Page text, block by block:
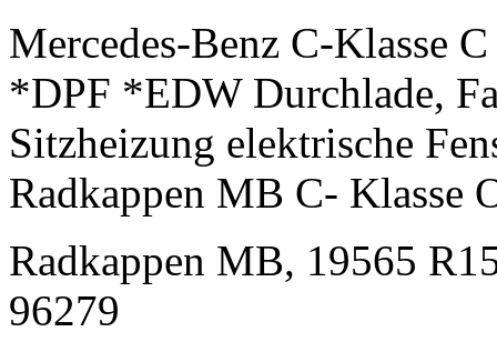
Mercedes-Benz C-Klasse
*DPF *EDW Durchlade,
Sitzheizung elektrische
Radkappen MB C- Klasse
Radkappen MB, 19565
96279